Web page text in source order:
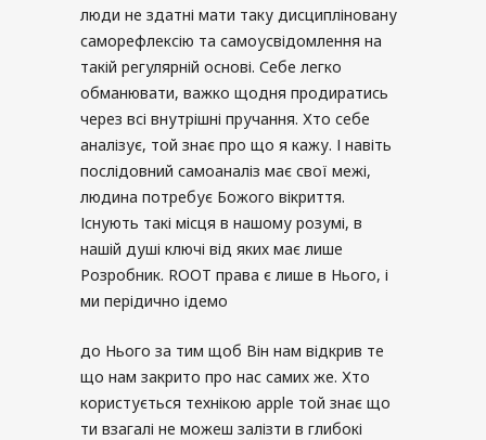
люди не здатні мати таку дисципліновану
саморефлексію та самоусвідомлення на
такій регулярній основі. Себе легко
обманювати, важко щодня продиратись
через всі внутрішні пручання. Хто себе
аналізує, той знає про що я кажу. І навіть
послідовний самоаналіз має свої межі,
людина потребує Божого вікриття.
Існують такі місця в нашому розумі, в
нашій душі ключі від яких має лише
Розробник. ROOT права є лише в Нього, і
ми перідично ідемо
до Нього за тим щоб Він нам відкрив те
що нам закрито про нас самих же. Хто
користується технікою apple той знає що
ти взагалі не можеш залізти в глибокі